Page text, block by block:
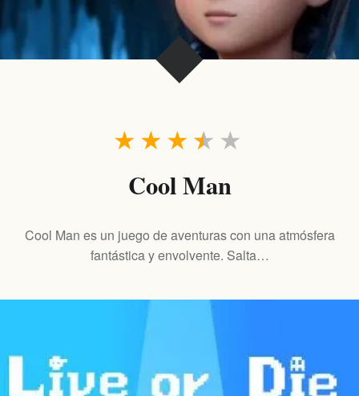
★
★
★
★
★
Cool Man
Cool Man es un juego de aventuras con una atmósfera
fantástica y envolvente. Salta…